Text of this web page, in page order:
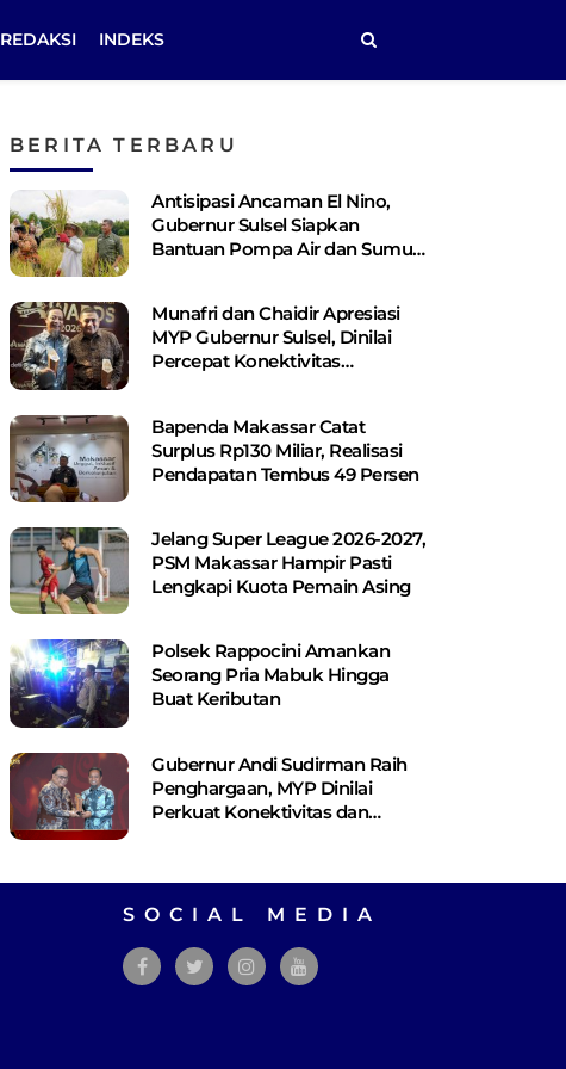
REDAKSI INDEKS
BERITA TERBARU
Antisipasi Ancaman El Nino,
Gubernur Sulsel Siapkan
Bantuan Pompa Air dan Sumur
Munafri dan Chaidir Apresiasi
MYP Gubernur Sulsel, Dinilai
Percepat Konektivitas
Bapenda Makassar Catat
Surplus Rp130 ​​Miliar, Realisasi
Pendapatan Tembus 49 Persen
Jelang Super League 2026-2027,
PSM Makassar Hampir Pasti
Lengkapi Kuota Pemain Asing
Polsek Rappocini Amankan
Seorang Pria Mabuk Hingga
Buat Keributan
Gubernur Andi Sudirman Raih
Penghargaan, MYP Dinilai
Perkuat Konektivitas dan
SOCIAL MEDIA